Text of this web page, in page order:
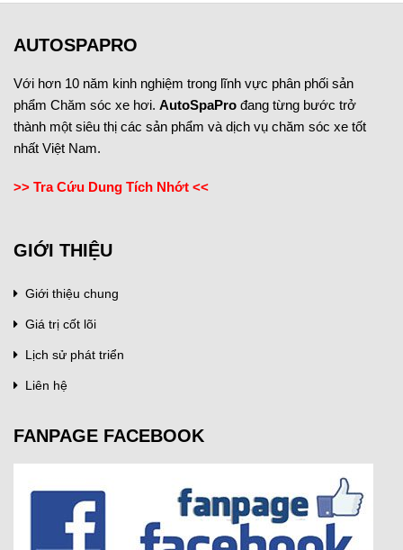
AUTOSPAPRO
Với hơn 10 năm kinh nghiệm trong lĩnh vực phân phối sản
phẩm Chăm sóc xe hơi. AutoSpaPro đang từng bước trở
thành một siêu thị các sản phẩm và dịch vụ chăm sóc xe tốt
nhất Việt Nam.
>> Tra Cứu Dung Tích Nhớt <<
GIỚI THIỆU
Giới thiệu chung
Giá trị cốt lõi
Lịch sử phát triển
Liên hệ
FANPAGE FACEBOOK